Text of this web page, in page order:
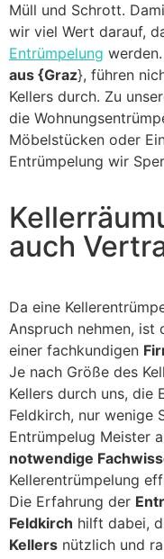
Müll und Schrott.
wir viel Wert darauf,
Entrümpelung
aus {Graz}, führen
Kellers durch. Zu
die
Möbelstücken oder
Entrümpelung wir
auch
Da eine
Anspruch nehmen, ist
einer fachkundigen
Je nach Größe des
Kellers durch uns, die
Feldkirch, nur wenige
Entrümpelug Meister
notwendige
Kellerentrümpelung
Die Erfahrung der
Feldkirch hilft dabei,
Kellers nützlich und